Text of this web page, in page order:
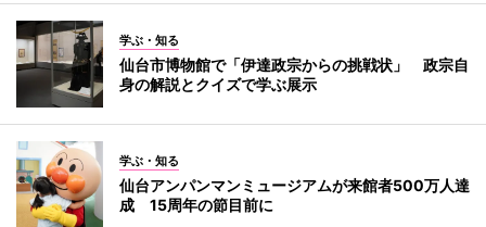
学ぶ・知る
仙台市博物館で「伊達政宗からの挑戦状」 政宗自
身の解説とクイズで学ぶ展示
学ぶ・知る
仙台アンパンマンミュージアムが来館者500万人達
成 15周年の節目前に